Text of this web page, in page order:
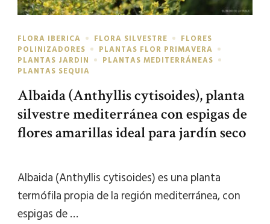
FLORA IBERICA FLORA SILVESTRE
FLORES
POLINIZADORES
PLANTAS FLOR PRIMAVERA
PLANTAS JARDIN
PLANTAS MEDITERRÁNEAS
PLANTAS SEQUIA
Albaida (Anthyllis cytisoides), planta
silvestre mediterránea con espigas de
flores amarillas ideal para jardín seco
Albaida (Anthyllis cytisoides) es una planta
termófila propia de la región mediterránea, con
espigas de …